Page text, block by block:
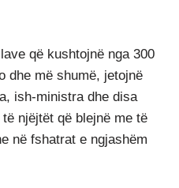
që kushtojnë nga 300
dhe më shumë, jetojnë
ish-ministra dhe disa
njëjtët që blejnë me të
në fshatrat e ngjashëm